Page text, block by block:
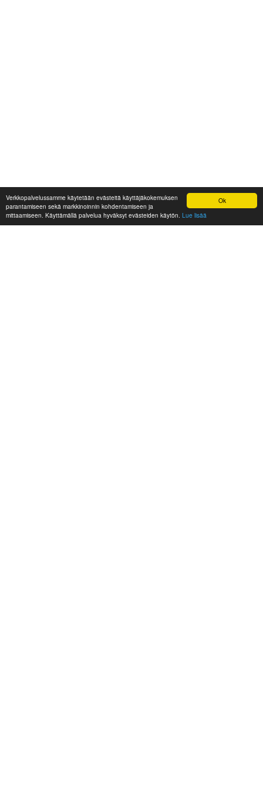
Ok
Verkkopalvelussamme käytetään evästeitä käyttäjäkokemuksen
parantamiseen sekä markkinoinnin kohdentamiseen ja
mittaamiseen. Käyttämällä palvelua hyväksyt evästeiden käytön. Lue lisää